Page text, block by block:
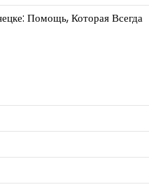
Помощь, Которая Всегда